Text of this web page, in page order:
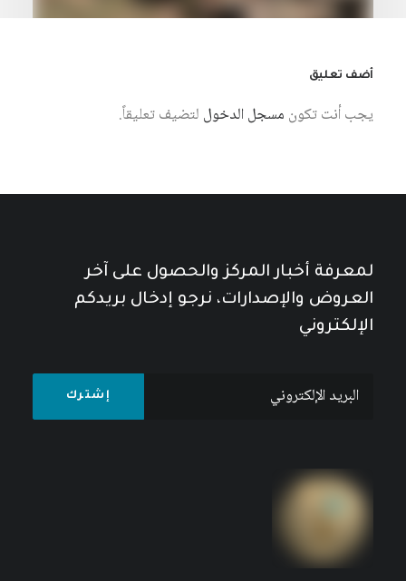
9 نوفمبر، 2024
أضف تعليق
يجب أنت تكون مسجل الدخول لتضيف تعليقاً.
لمعرفة أخبار المركز والحصول على آخر
العروض والإصدارات، نرجو إدخال بريدكم
الإلكتروني